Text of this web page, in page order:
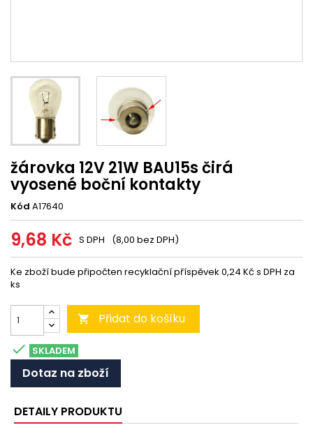
žárovka 12V 21W BAU15s čirá
vyosené boční kontakty
Kód A17640
9,68 Kč S DPH (8,00 bez DPH)
Ke zboží bude připočten recyklační příspěvek 0,24 Kč s DPH za
ks
 Přidat do košíku
 SKLADEM
Dotaz na zboží
DETAILY PRODUKTU